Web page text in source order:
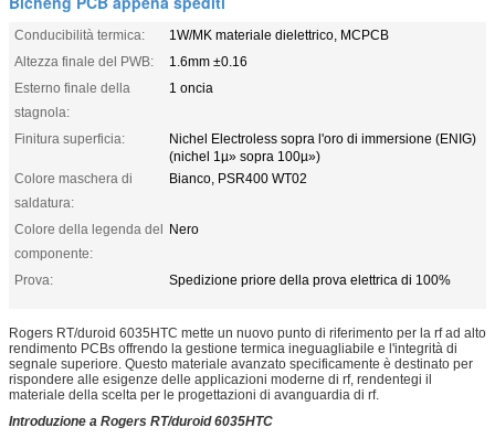
Conducibilità termica:
1W/MK materiale dielettrico, MCPCB
Altezza finale del PWB:
1.6mm ±0.16
Esterno finale della
stagnola:
1 oncia
Finitura superficia:
Nichel Electroless sopra l'oro di immersione (ENIG)
(nichel 1µ» sopra 100µ»)
Colore maschera di
saldatura:
Bianco, PSR400 WT02
Colore della legenda del
componente:
Nero
Prova: Spedizione priore della prova elettrica di 100%
Rogers RT/duroid 6035HTC mette un nuovo punto di riferimento per la rf ad alto
rendimento PCBs offrendo la gestione termica ineguagliabile e l'integrità di
segnale superiore. Questo materiale avanzato specificamente è destinato per
rispondere alle esigenze delle applicazioni moderne di rf, rendentegi il
materiale della scelta per le progettazioni di avanguardia di rf.
Introduzione a Rogers RT/duroid 6035HTC